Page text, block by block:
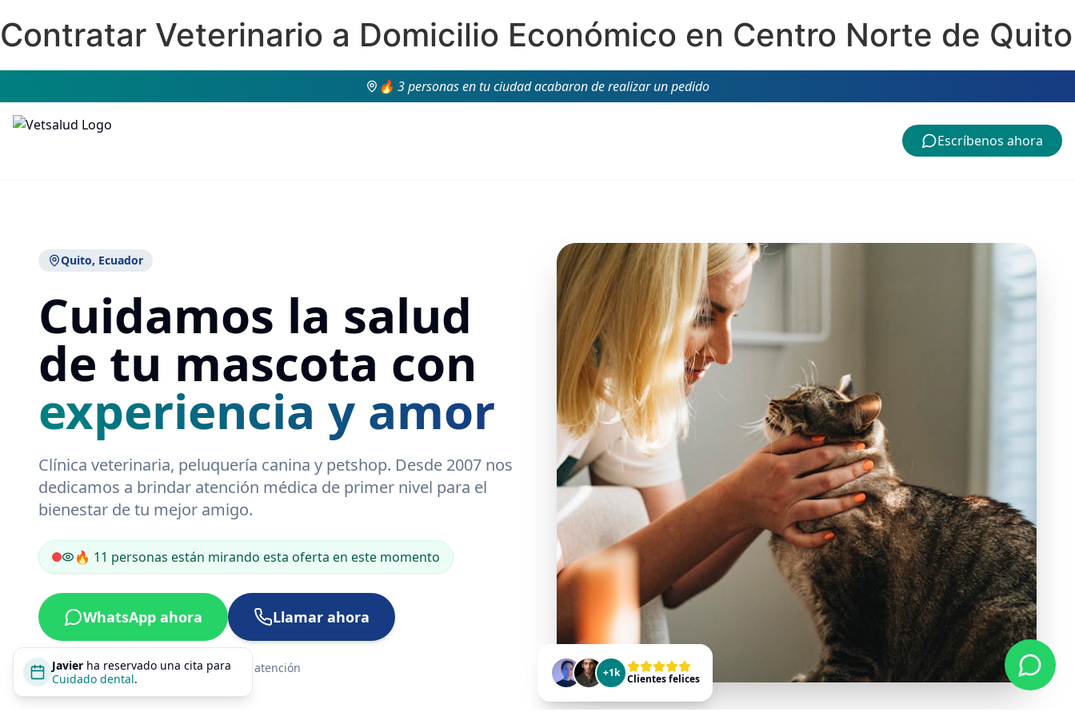
Contratar Veterinario a Domicilio Económico en Centro Norte de Quito